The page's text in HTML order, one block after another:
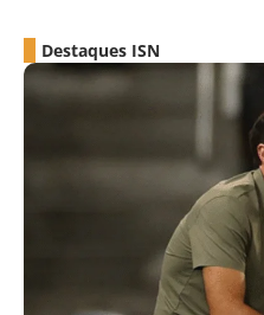
Destaques ISN